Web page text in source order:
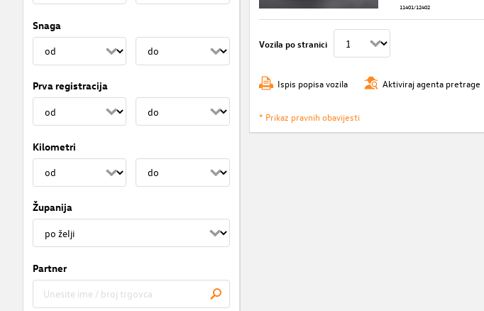
Snaga
Prva registracija
Kilometri
Županija
Partner
11401/12402
Vozila po stranici
Ispis popisa vozila Aktiviraj agenta pretrage
* Prikaz pravnih obavijesti